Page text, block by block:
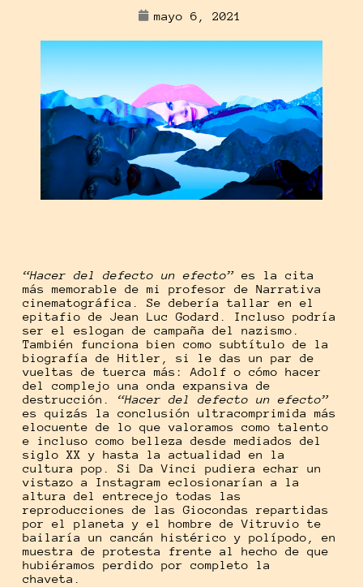
mayo 6, 2021
“Hacer del defecto un efecto” es la cita
más memorable de mi profesor de Narrativa
cinematográfica. Se debería tallar en el
epitafio de Jean Luc Godard. Incluso podría
ser el eslogan de campaña del nazismo.
También funciona bien como subtítulo de la
biografía de Hitler, si le das un par de
vueltas de tuerca más: Adolf o cómo hacer
del complejo una onda expansiva de
destrucción. “Hacer del defecto un efecto”
es quizás la conclusión ultracomprimida más
elocuente de lo que valoramos como talento
e incluso como belleza desde mediados del
siglo XX y hasta la actualidad en la
cultura pop. Si Da Vinci pudiera echar un
vistazo a Instagram eclosionarían a la
altura del entrecejo todas las
reproducciones de las Giocondas repartidas
por el planeta y el hombre de Vitruvio te
bailaría un cancán histérico y polípodo, en
muestra de protesta frente al hecho de que
hubiéramos perdido por completo la
chaveta.